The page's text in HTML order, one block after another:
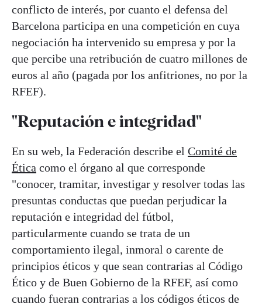
conflicto de interés, por cuanto el defensa del
Barcelona participa en una competición en cuya
negociación ha intervenido su empresa y por la
que percibe una retribución de cuatro millones de
euros al año (pagada por los anfitriones, no por la
RFEF).
"Reputación e integridad"
En su web, la Federación describe el Comité de
Ética como el órgano al que corresponde
"conocer, tramitar, investigar y resolver todas las
presuntas conductas que puedan perjudicar la
reputación e integridad del fútbol,
particularmente cuando se trata de un
comportamiento ilegal, inmoral o carente de
principios éticos y que sean contrarias al Código
Ético y de Buen Gobierno de la RFEF, así como
cuando fueran contrarias a los códigos éticos de